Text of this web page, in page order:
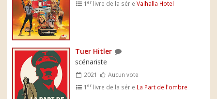
1er livre de la sérieValhalla Hotel
Tuer Hitler
scénariste
2021
Aucun vote
1er livre de la série La Part de l'ombre